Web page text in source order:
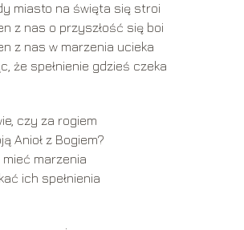
miasto na święta się stroi
z nas o przyszłość się boi
z nas w marzenia ucieka
że spełnienie gdzieś czeka
czy za rogiem
Anioł z Bogiem?
mieć marzenia
ich spełnienia